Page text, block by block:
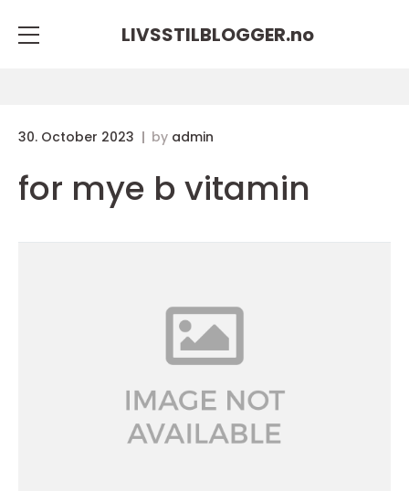
LIVSSTILBLOGGER.no
30. October 2023 by admin
for mye b vitamin